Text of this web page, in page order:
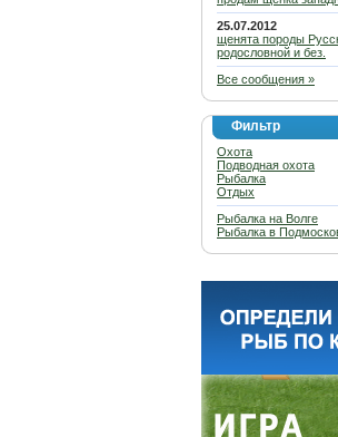
25.07.2012
щенята породы
родословной и без.
Все сообщения »
Фильтр
Охота
Подводная охота
Рыбалка
Отдых
Рыбалка на Волге
Рыбалка в